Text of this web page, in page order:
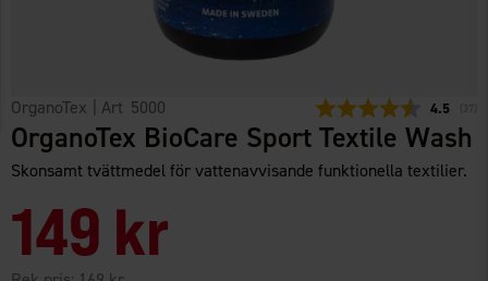
OrganoTex | Art 5000 4.5
OrganoTex BioCare Sport Textile Wash
Skonsamt tvättmedel för vattenavvisande funktionella textilier.
149 kr